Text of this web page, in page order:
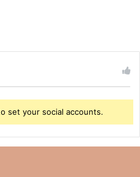
set your social accounts.